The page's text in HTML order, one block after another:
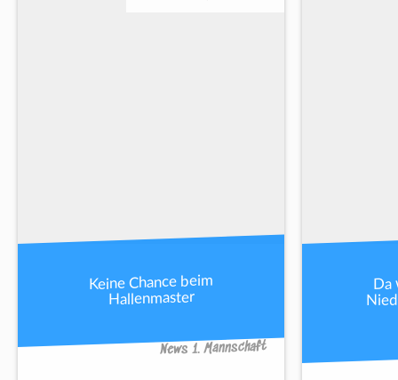
Keine Chance beim
Hallenmaster
News 1. Mannschaft
Da